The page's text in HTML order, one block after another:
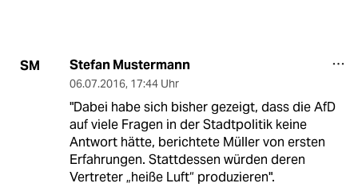
SM Stefan Mustermann
06.07.2016, 17:44 Uhr
"Dabei habe sich bisher gezeigt, dass die AfD
auf viele Fragen in der Stadtpolitik keine
Antwort hätte, berichtete Müller von ersten
Erfahrungen. Stattdessen würden deren
Vertreter „heiße Luft“ produzieren".